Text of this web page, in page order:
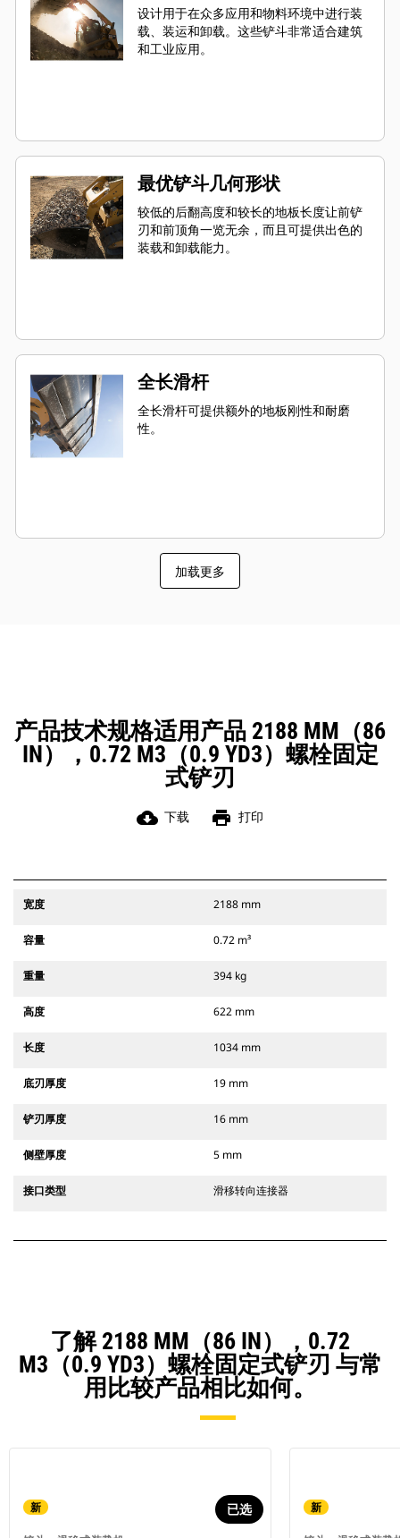
设计用于在众多应用和物料环境中进行装
载、装运和卸载。这些铲斗非常适合建筑
和工业应用。
最优铲斗几何形状
较低的后翻高度和较长的地板长度让前铲
刃和前顶角一览无余，而且可提供出色的
装载和卸载能力。
全长滑杆
全长滑杆可提供额外的地板刚性和耐磨
性。
加载更多
产品技术规格适用产品 2188 MM（86
IN），0.72 M3（0.9 YD3）螺栓固定
式铲刃
cloud_download 下载 print 打印
宽度 2188 mm
容量 0.72 m³
重量 394 kg
高度 622 mm
长度 1034 mm
底刃厚度 19 mm
铲刃厚度 16 mm
侧壁厚度 5 mm
接口类型 滑移转向连接器
了解 2188 MM（86 IN），0.72
M3（0.9 YD3）螺栓固定式铲刃 与常
用比较产品相比如何。
新 已选 新